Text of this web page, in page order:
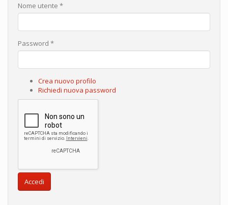
Nome utente *
Password *
Crea nuovo profilo
Richiedi nuova password
Accedi